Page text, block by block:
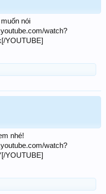
nói
watch?
YOUTUBE]​
nhé!
watch?
YOUTUBE]​